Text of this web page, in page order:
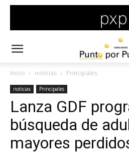
Inicio noticias Principales
noticias Principales
Lanza GDF
búsqueda de
mayores